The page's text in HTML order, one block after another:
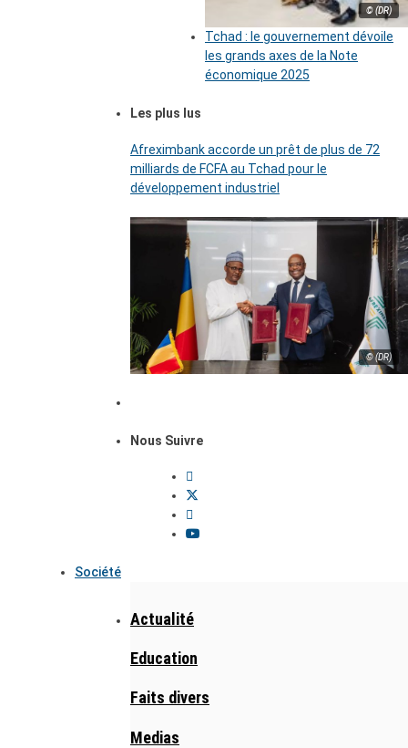
© (DR)
Tchad : le gouvernement dévoile
les grands axes de la Note
économique 2025
Les plus lus
Afreximbank accorde un prêt de plus de 72
milliards de FCFA au Tchad pour le
développement industriel
© (DR)
Nous Suivre
Société
Actualité
Education
Faits divers
Medias